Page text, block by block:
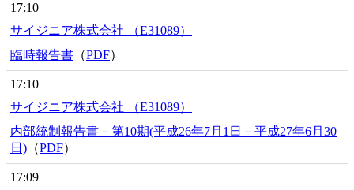
17:10
サイジニア株式会社 （E31089）
臨時報告書 （PDF）
17:10
サイジニア株式会社 （E31089）
内部統制報告書－第10期(平成26年7月1日－平成27年6月30
日) （PDF）
17:09